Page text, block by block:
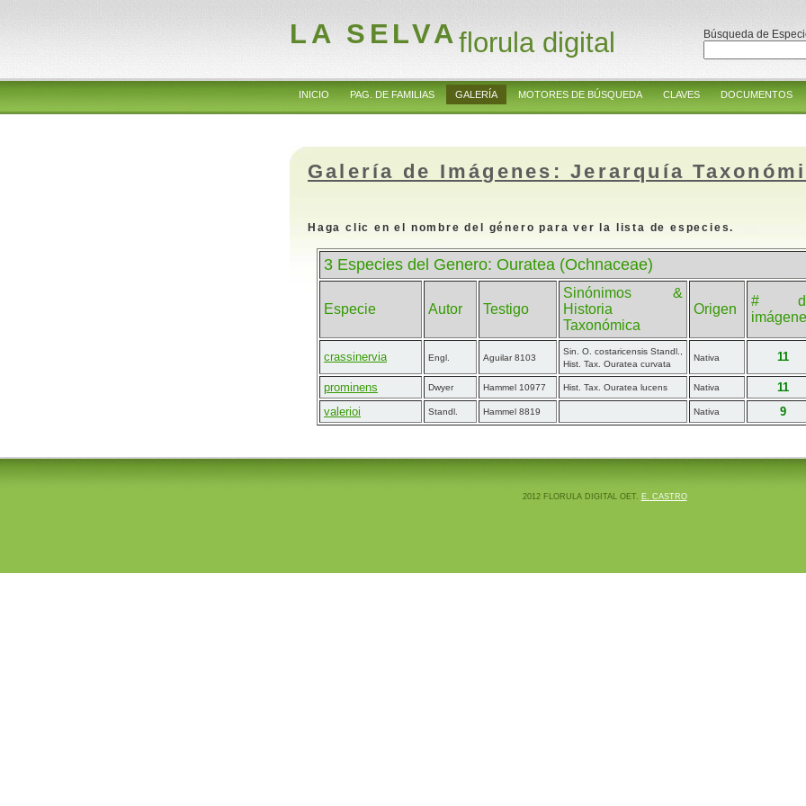
LA SELVAflorula digital Búsqueda de
INICIO PAG. DE FAMILIAS GALERÍA MOTORES DE BÚSQUEDA CLAVES DOCUMENTOS
Galería de Imágenes: Jerarquía
Haga clic en el nombre del género para ver la lista de especies.
3 Especies del Genero: Ouratea (Ochnaceae)
Especie Autor Testigo
Sinónimos &
Historia
Taxonómica
Origen
#
crassinervia Engl. Aguilar 8103
Sin. O. costaricensis Standl.,
Hist. Tax. Ouratea curvata
Nativa 11
prominens Dwyer Hammel 10977 Hist. Tax. Ouratea lucens Nativa
11
valerioi
Standl. Hammel 8819 Nativa 9
2012 FLORULA DIGITAL OET. E. CASTRO